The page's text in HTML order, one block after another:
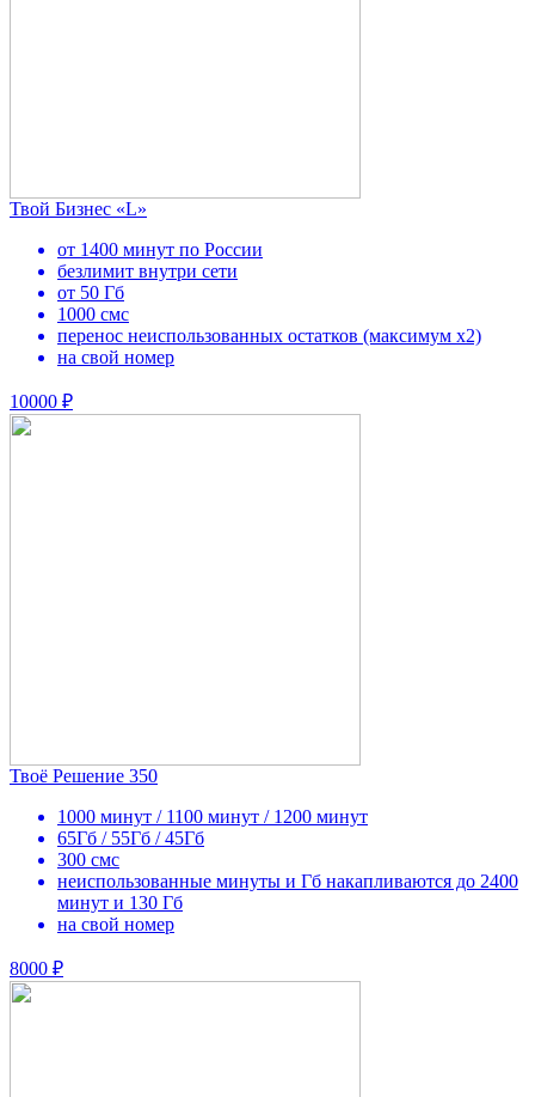
Твой Бизнес «L»
от 1400 минут по России
безлимит внутри сети
от 50 Гб
1000 смс
перенос неиспользованных остатков (максимум х2)
на свой номер
10000 ₽
Твоё Решение 350
1000 минут / 1100 минут / 1200 минут
65Гб / 55Гб / 45Гб
300 смс
неиспользованные минуты и Гб накапливаются до 2400
минут и 130 Гб
на свой номер
8000 ₽